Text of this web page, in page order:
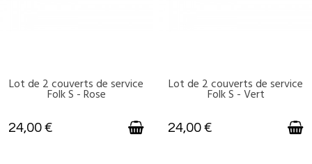
DISPONIBLE
Lot de 2 couverts de service
Folk S - Rose
24,00 €
DISPONIBLE
Lot de 2 couverts de service
Folk S - Vert
24,00 €